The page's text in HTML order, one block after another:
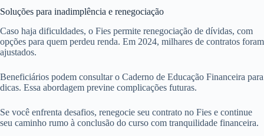
Soluções para inadimplência e renegociação
Caso haja dificuldades, o Fies permite renegociação de dívidas, com
opções para quem perdeu renda. Em 2024, milhares de contratos foram
ajustados.
Beneficiários podem consultar o Caderno de Educação Financeira para
dicas. Essa abordagem previne complicações futuras.
Se você enfrenta desafios, renegocie seu contrato no Fies e continue
seu caminho rumo à conclusão do curso com tranquilidade financeira.